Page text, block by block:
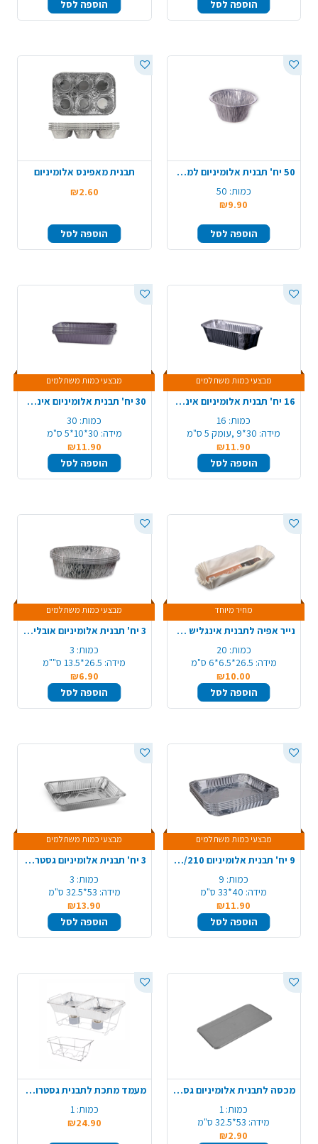
הוספה לסל הוספה לסל
50 יח' תבנית אלומיניום למאפינס
כמות: 50
₪9.90
הוספה לסל
תבנית מאפינס אלומיניום
₪2.60
הוספה לסל
מבצעי כמות משתלמים
16 יח' תבנית אלומיניום אינגליש קצר
כמות: 16
מידה: 30*9 ,עומק 5 ס"מ
₪11.90
הוספה לסל
מבצעי כמות משתלמים
30 יח' תבנית אלומיניום אינגליש ארוך
כמות: 30
מידה: 30*10*5 ס"מ
₪11.90
הוספה לסל
מחיר מיוחד
נייר אפיה לתבנית אינגליש 20 יח'
כמות: 20
מידה: 26.5*6.5*6 ס"מ
₪10.00
הוספה לסל
מבצעי כמות משתלמים
3 יח' תבנית אלומיניום אובלי לחלה
כמות: 3
מידה: 26.5*13.5 ס""מ
₪6.90
הוספה לסל
מבצעי כמות משתלמים
9 יח' תבנית אלומיניום 210/R99 - מלבן ענק
כמות: 9
מידה: 40*33 ס"מ
₪11.90
הוספה לסל
מבצעי כמות משתלמים
3 יח' תבנית אלומיניום גסטרונום ענקית
כמות: 3
מידה: 53*32.5 ס"מ
₪13.90
הוספה לסל
מכסה לתבנית אלומיניום גסטרונום
כמות: 1
מידה: 53*32.5 ס"מ
₪2.90
מעמד מתכת לתבנית גסטרונום
כמות: 1
₪24.90